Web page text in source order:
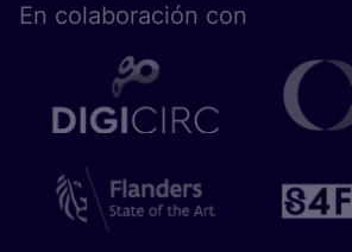
En cola­bo­ra­ción con